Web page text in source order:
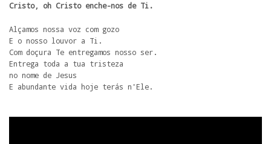
Cristo, oh Cristo enche-nos de Ti.
Alçamos nossa voz com gozo
E o nosso louvor a Ti.
Com doçura Te entregamos nosso ser.
Entrega toda a tua tristeza
no nome de Jesus
E abundante vida hoje terás n'Ele.